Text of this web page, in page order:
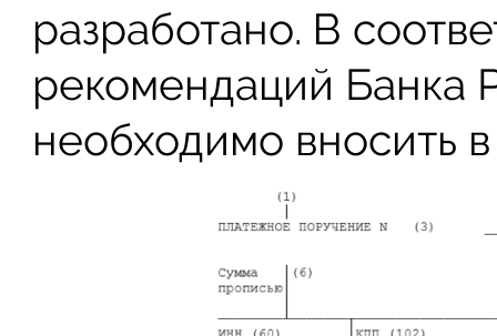
разработано. В
рекомендаций Банка
необходимо вносить